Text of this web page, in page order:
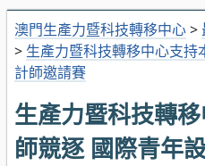
澳門生產力暨科技轉移中心>
> 生產力暨科技轉移中心支持
計師邀請賽
生產力暨科技轉
師競逐 國際青年